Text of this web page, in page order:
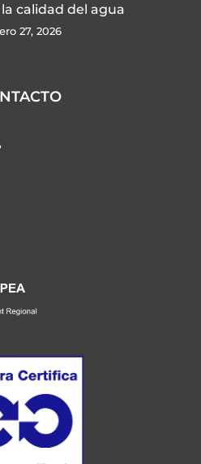
calidad del agua
27, 2026